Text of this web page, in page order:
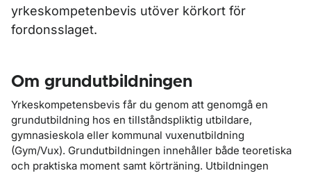
yrkeskompetenbevis utöver körkort för
fordonsslaget.
Om grundutbildningen
Yrkeskompetensbevis får du genom att genomgå en
grundutbildning hos en tillståndspliktig utbildare,
gymnasieskola eller kommunal vuxenutbildning
(Gym/Vux). Grundutbildningen innehåller både teoretiska
och praktiska moment samt körträning. Utbildningen